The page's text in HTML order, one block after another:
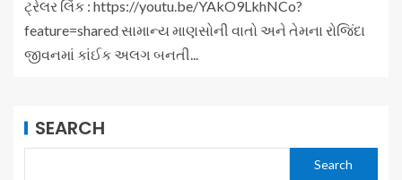
ટ્રેલર લિંક : https://youtu.be/YAkO9LkhNCo?
feature=shared સામાન્ય માણસોની વાતો અને તેમના રોજિંદા
જીવનમાં કાંઈક અલગ બનતી...
SEARCH
Search